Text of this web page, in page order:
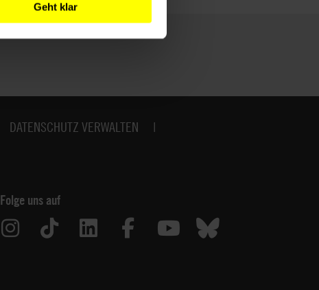
Geht klar
DATENSCHUTZ VERWALTEN
Folge uns auf